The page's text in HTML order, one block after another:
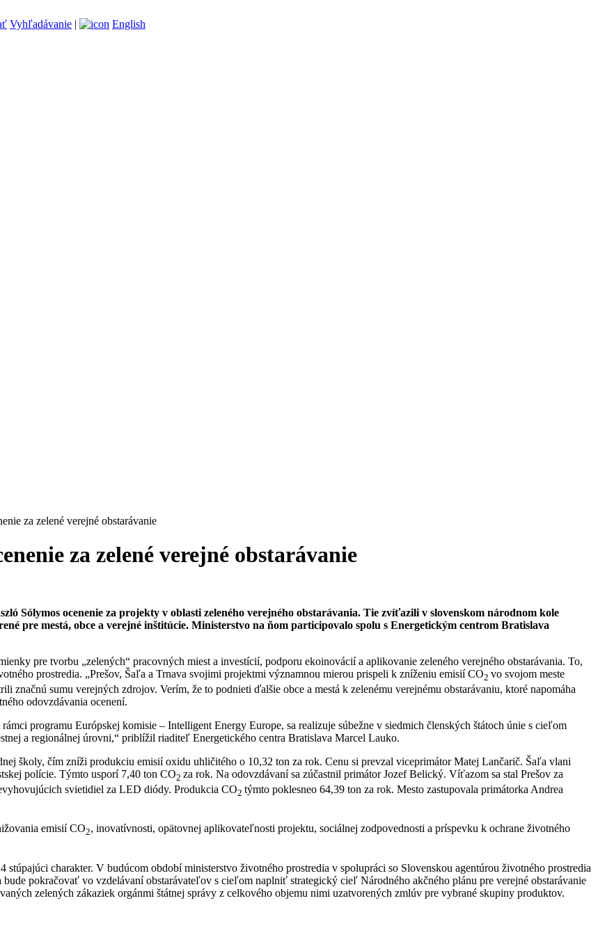
Vyhľadávanie | English
za zelené verejné obstarávanie
za zelené verejné obstarávanie
Sólymos ocenenie za projekty v oblasti zeleného verejného obstarávania. Tie zvíťazili v slovenskom národnom kole
pre mestá, obce a verejné inštitúcie. Ministerstvo na ňom participovalo spolu s Energetickým centrom Bratislava
pre tvorbu „zelených“ pracovných miest a investícií, podporu ekoinovácií a aplikovanie zeleného verejného obstarávania. To,
prostredia. „Prešov, Šaľa a Trnava svojimi projektmi významnou mierou prispeli k zníženiu emisií CO2 vo svojom meste
značnú sumu verejných zdrojov. Verím, že to podnieti ďalšie obce a mestá k zelenému verejnému obstarávaniu, ktoré napomáha
odovzdávania ocenení.
programu Európskej komisie – Intelligent Energy Europe, sa realizuje súbežne v siedmich členských štátoch únie s cieľom
a regionálnej úrovni,“ priblížil riaditeľ Energetického centra Bratislava Marcel Lauko.
školy, čím zníži produkciu emisií oxidu uhličitého o 10,32 ton za rok. Cenu si prevzal viceprimátor Matej Lančarič. Šaľa vlani
polície. Týmto usporí 7,40 ton CO2 za rok. Na odovzdávaní sa zúčastnil primátor Jozef Belický. Víťazom sa stal Prešov za
svietidiel za LED diódy. Produkcia CO2 týmto poklesneo 64,39 ton za rok. Mesto zastupovala primátorka Andrea
emisií CO2, inovatívnosti, opätovnej aplikovateľnosti projektu, sociálnej zodpovednosti a príspevku k ochrane životného
stúpajúci charakter. V budúcom období ministerstvo životného prostredia v spolupráci so Slovenskou agentúrou životného prostredia
pokračovať vo vzdelávaní obstarávateľov s cieľom naplniť strategický cieľ Národného akčného plánu pre verejné obstarávanie
zelených zákaziek orgánmi štátnej správy z celkového objemu nimi uzatvorených zmlúv pre vybrané skupiny produktov.